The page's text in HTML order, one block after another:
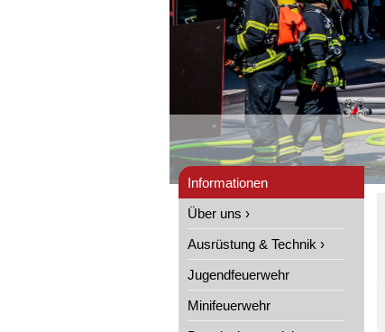
Informationen
Über uns ›
Ausrüstung & Technik ›
Jugendfeuerwehr
Minifeuerwehr